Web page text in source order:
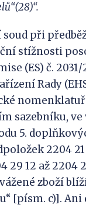
při
stížnosti
(ES) č.
Rady
sazebníku, ve
5.
2204 21
29 12 až 2204
zboží
[písm. c)]. Ani